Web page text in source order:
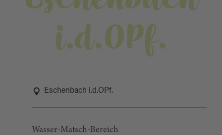
i.d.OPf.
Eschenbach i.d.OPf.
Wasser-Matsch-Bereich